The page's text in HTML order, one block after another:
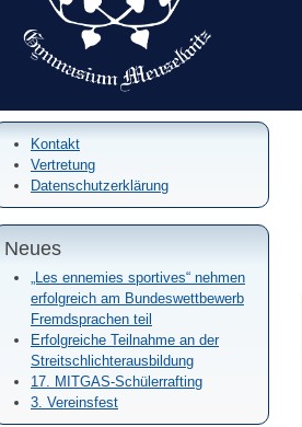
Kontakt
Vertretung
Datenschutzerklärung
Neues
„Les ennemies sportives“ nehmen
erfolgreich am Bundeswettbewerb
Fremdsprachen teil
Erfolgreiche Teilnahme an der
Streitschlichterausbildung
17. MITGAS-Schülerrafting
3. Vereinsfest